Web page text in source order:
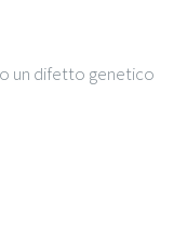
un difetto genetico